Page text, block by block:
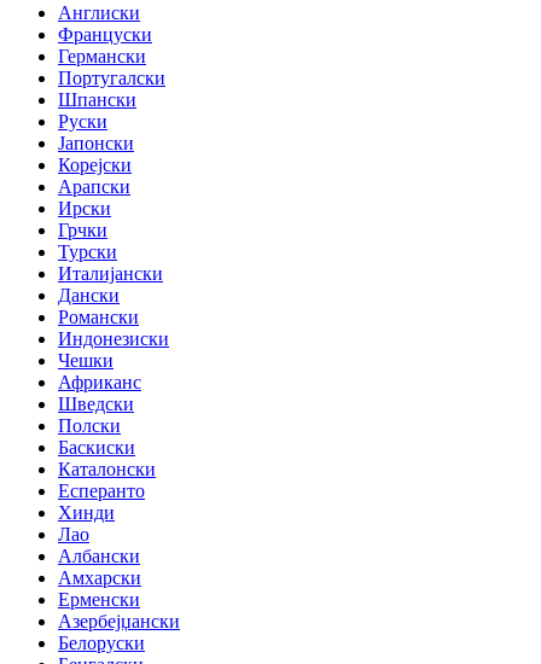
Англиски
Француски
Германски
Португалски
Шпански
Руски
Јапонски
Корејски
Арапски
Ирски
Грчки
Турски
Италијански
Дански
Романски
Индонезиски
Чешки
Африканс
Шведски
Полски
Баскиски
Каталонски
Есперанто
Хинди
Лао
Албански
Амхарски
Ерменски
Азербејџански
Белоруски